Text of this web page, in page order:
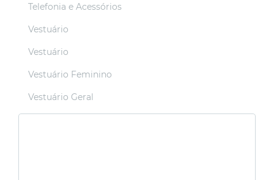
Telefonia e Acessórios
Vestuário
Vestuário
Vestuário Feminino
Vestuário Geral